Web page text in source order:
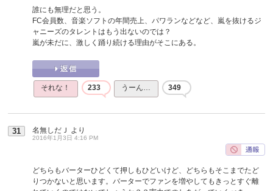
誰にも無理だと思う。
FC会員数、音楽ソフトの年間売上、パワランなどなど、嵐を抜けるジ
ャニーズのタレントはもう出ないのでは？
嵐が未だに、激しく踊り続ける理由がそこにある。
それな！ 233 うーん… 349
31 名無しだＪ より
2016年1月3日 4:16 PM
どちらもバーターひどくて押しもひどいけど、どちらもそこまでたど
りつかないと思います。バーターでファンを増やしてもきっとすぐ離